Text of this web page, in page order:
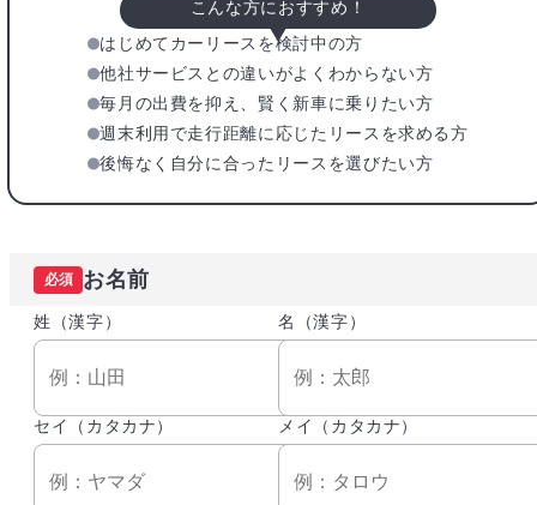
こんな方におすすめ！
はじめてカーリースを検討中の方
他社サービスとの違いがよくわからない方
毎月の出費を抑え、賢く新車に乗りたい方
週末利用で走行距離に応じたリースを求める方
後悔なく自分に合ったリースを選びたい方
必須 お名前
姓（漢字） 名（漢字）
セイ（カタカナ） メイ（カタカナ）